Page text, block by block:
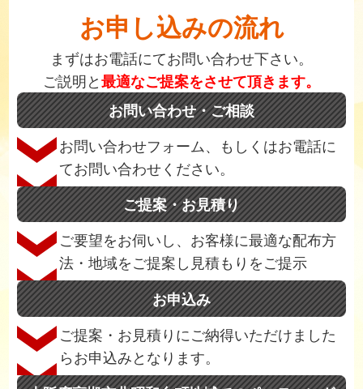
お申し込みの流れ
まずはお電話にてお問い合わせ下さい。
ご説明と最適なご提案をさせて頂きます。
お問い合わせ・ご相談
お問い合わせフォーム、もしくはお電話に
てお問い合わせください。
ご提案・お見積り
ご要望をお伺いし、お客様に最適な配布方
法・地域をご提案し見積もりをご提示
お申込み
ご提案・お見積りにご納得いただけました
らお申込みとなります。